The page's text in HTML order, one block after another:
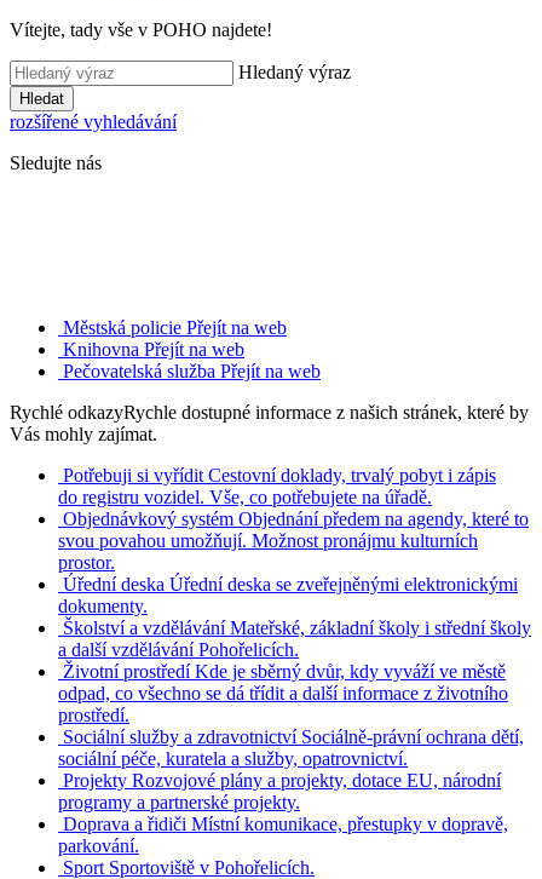
Vítejte, tady vše v POHO najdete!
Hledaný výraz
Hledat
rozšířené vyhledávání
Sledujte nás
Městská policie Přejít na web
Knihovna Přejít na web
Pečovatelská služba Přejít na web
Rychlé odkazyRychle dostupné informace z našich stránek, které by
Vás mohly zajímat.
Potřebuji si vyřídit Cestovní doklady, trvalý pobyt i zápis
do registru vozidel. Vše, co potřebujete na úřadě.
Objednávkový systém Objednání předem na agendy, které to
svou povahou umožňují. Možnost pronájmu kulturních
prostor.
Úřední deska Úřední deska se zveřejněnými elektronickými
dokumenty.
Školství a vzdělávání Mateřské, základní školy i střední školy
a další vzdělávání Pohořelicích.
Životní prostředí Kde je sběrný dvůr, kdy vyváží ve městě
odpad, co všechno se dá třídit a další informace z životního
prostředí.
Sociální služby a zdravotnictví Sociálně-právní ochrana dětí,
sociální péče, kuratela a služby, opatrovnictví.
Projekty Rozvojové plány a projekty, dotace EU, národní
programy a partnerské projekty.
Doprava a řidiči Místní komunikace, přestupky v dopravě,
parkování.
Sport Sportoviště v Pohořelicích.